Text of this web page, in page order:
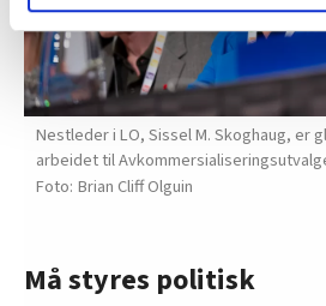
lære hvordan våre nettsider blir
relevant innhold, tilpassede
statistikk.
Vi deler bare informasjon om
nettstedet med LO Medias egne
innenfor analyse og annonsering.
oversikten lengre ned på denne
Nestleder i LO, Sissel M. Skoghaug, er
arbeidet til
Brian Cliff Olguin
Må styres politisk